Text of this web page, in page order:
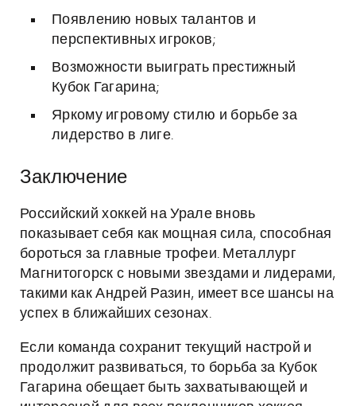
Появлению новых талантов и
перспективных игроков;
Возможности выиграть престижный
Кубок Гагарина;
Яркому игровому стилю и борьбе за
лидерство в лиге.
Заключение
Российский хоккей на Урале вновь
показывает себя как мощная сила, способная
бороться за главные трофеи. Металлург
Магнитогорск с новыми звездами и лидерами,
такими как Андрей Разин, имеет все шансы на
успех в ближайших сезонах.
Если команда сохранит текущий настрой и
продолжит развиваться, то борьба за Кубок
Гагарина обещает быть захватывающей и